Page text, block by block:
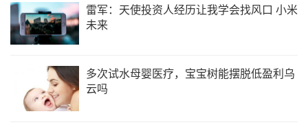
雷军：天使投资人经历让我学会找风口 小米
未来
多次试水母婴医疗，宝宝树能摆脱低盈利乌
云吗